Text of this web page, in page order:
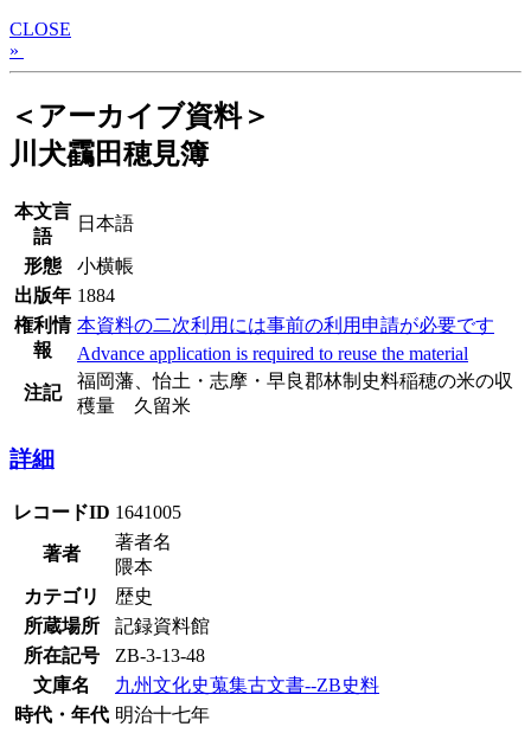
CLOSE
»
＜アーカイブ資料＞
川犬靍田穂見簿
本文言
語
日本語
形態
小横帳
出版年 1884
権利情
報
本資料の二次利用には事前の利用申請が必要です
Advance application is required to reuse the material
注記
福岡藩、怡土・志摩・早良郡林制史料稲穂の米の収
穫量 久留米
詳細
レコードID 1641005
著者
著者名
隈本
カテゴリ
歴史
所蔵場所
記録資料館
所在記号
ZB-3-13-48
文庫名
九州文化史蒐集古文書--ZB史料
時代・年代 明治十七年